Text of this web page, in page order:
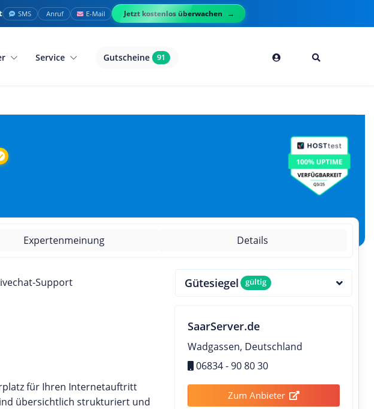
SMS Anruf E-Mail Jetzt kostenlos überwachen
Service Gutscheine 91
Expertenmeinung Details
Support
für Ihren Internetauftritt
übersichtlich strukturiert und
Gütesiegel gültig
SaarServer.de
Wadgassen, Deutschland
06834 - 90 80 30
Zum Anbieter